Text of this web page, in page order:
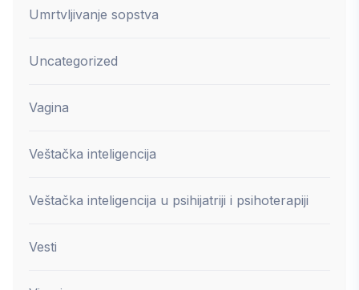
Umrtvljivanje sopstva
Uncategorized
Vagina
Veštačka inteligencija
Veštačka inteligencija u psihijatriji i psihoterapiji
Vesti